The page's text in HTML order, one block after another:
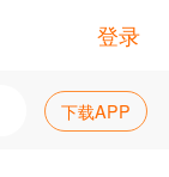
登录
下载APP